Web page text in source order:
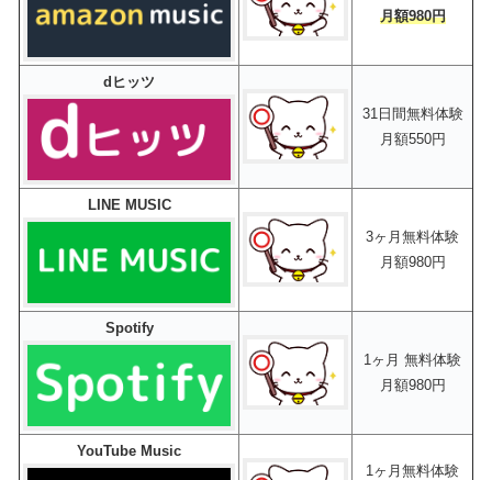
月額980円
dヒッツ
31日間無料体験
月額550円
LINE MUSIC
3ヶ月無料体験
月額980円
Spotify
1ヶ月 無料体験
月額980円
YouTube Music
1ヶ月無料体験